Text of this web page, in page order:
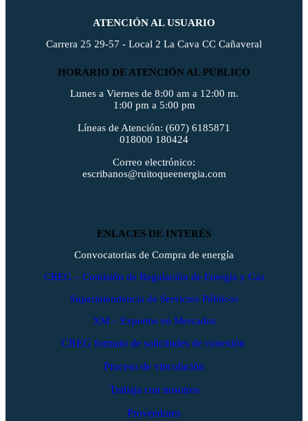
ATENCIÓN AL USUARIO
Carrera 25 29-57 - Local 2 La Cava CC Cañaveral
HORARIO DE ATENCIÓN AL PÚBLICO
Lunes a Viernes de 8:00 am a 12:00 m.
1:00 pm a 5:00 pm
Líneas de Atención: (607) 6185871
018000 180424
Correo electrónico:
escribanos@ruitoqueenergia.com
ENLACES DE INTERÉS
Convocatorias de Compra de energía
CREG – Comisión de Regulación de Energía y Gas
Superintendencia de Servicios Públicos
XM – Expertos en Mercados
CREG formato de solicitudes de conexión
Proceso de vinculación
Trabaja con nosotros
Proveedores